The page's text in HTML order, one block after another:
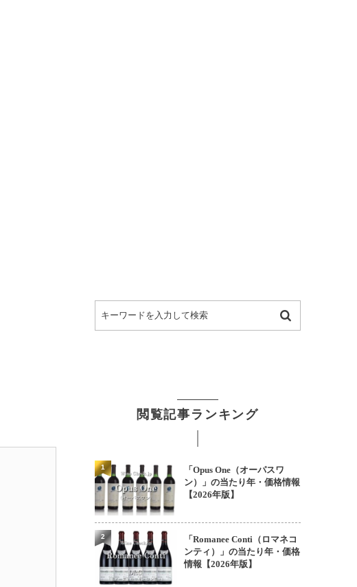
閲覧記事ランキング
「Opus One（オーパスワ
ン）」の当たり年・価格情報
【2026年版】
1
「Romanee Conti（ロマネコ
ンティ）」の当たり年・価格
情報【2026年版】
2